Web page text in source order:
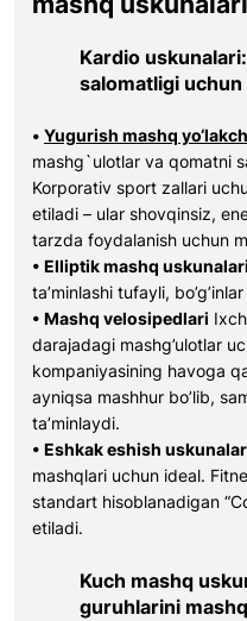
Kardio
salomatligi uchun
• Yugurish mashq
mashg`ulotlar va qomatni
Korporativ sport zallari
etiladi – ular shovqinsiz,
tarzda foydalanish uchun
• Elliptik mashq uskunalari
ta’minlashi tufayli,
• Mashq velosipedlari
darajadagi mashg’ulotlar
kompaniyasining havoga
ayniqsa mashhur bo’lib,
ta’minlaydi.
• Eshkak eshish
mashqlari uchun ideal.
standart hisoblanadigan
etiladi.
Kuch mashq
guruhlarini